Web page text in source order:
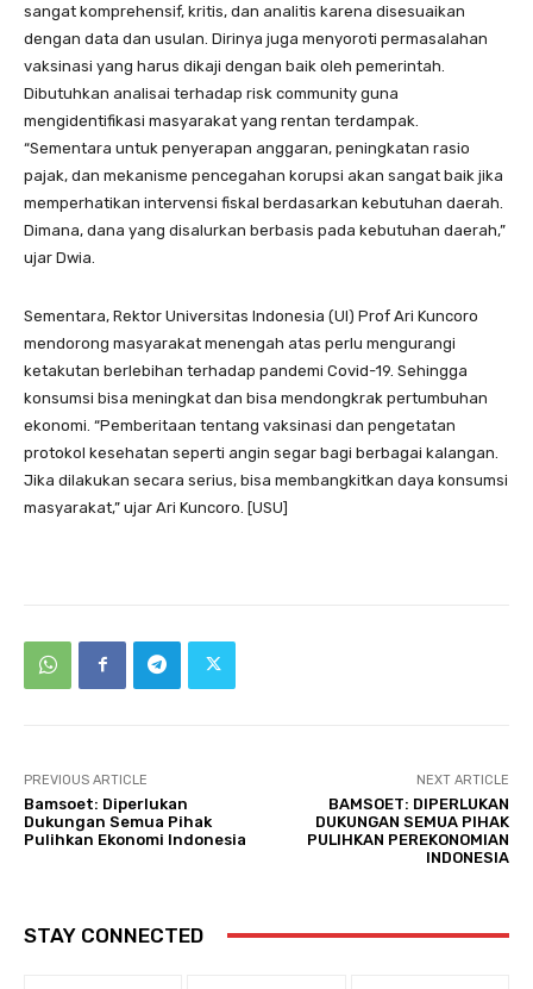
sangat komprehensif, kritis, dan analitis karena disesuaikan
dengan data dan usulan. Dirinya juga menyoroti permasalahan
vaksinasi yang harus dikaji dengan baik oleh pemerintah.
Dibutuhkan analisai terhadap risk community guna
mengidentifikasi masyarakat yang rentan terdampak.
“Sementara untuk penyerapan anggaran, peningkatan rasio
pajak, dan mekanisme pencegahan korupsi akan sangat baik jika
memperhatikan intervensi fiskal berdasarkan kebutuhan daerah.
Dimana, dana yang disalurkan berbasis pada kebutuhan daerah,”
ujar Dwia.
Sementara, Rektor Universitas Indonesia (UI) Prof Ari Kuncoro
mendorong masyarakat menengah atas perlu mengurangi
ketakutan berlebihan terhadap pandemi Covid-19. Sehingga
konsumsi bisa meningkat dan bisa mendongkrak pertumbuhan
ekonomi. “Pemberitaan tentang vaksinasi dan pengetatan
protokol kesehatan seperti angin segar bagi berbagai kalangan.
Jika dilakukan secara serius, bisa membangkitkan daya konsumsi
masyarakat,” ujar Ari Kuncoro. [USU]
PREVIOUS ARTICLE
Bamsoet: Diperlukan
Dukungan Semua Pihak
Pulihkan Ekonomi Indonesia
NEXT ARTICLE
BAMSOET: DIPERLUKAN
DUKUNGAN SEMUA PIHAK
PULIHKAN PEREKONOMIAN
INDONESIA
STAY CONNECTED